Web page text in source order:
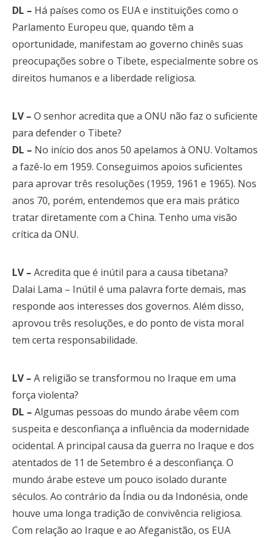
DL – Há países como os EUA e instituições como o
Parlamento Europeu que, quando têm a
oportunidade, manifestam ao governo chinês suas
preocupações sobre o Tibete, especialmente sobre os
direitos humanos e a liberdade religiosa.
LV – O senhor acredita que a ONU não faz o suficiente
para defender o Tibete?
DL – No início dos anos 50 apelamos à ONU. Voltamos
a fazê-lo em 1959. Conseguimos apoios suficientes
para aprovar três resoluções (1959, 1961 e 1965). Nos
anos 70, porém, entendemos que era mais prático
tratar diretamente com a China. Tenho uma visão
crítica da ONU.
LV – Acredita que é inútil para a causa tibetana?
Dalai Lama – Inútil é uma palavra forte demais, mas
responde aos interesses dos governos. Além disso,
aprovou três resoluções, e do ponto de vista moral
tem certa responsabilidade.
LV – A religião se transformou no Iraque em uma
força violenta?
DL – Algumas pessoas do mundo árabe vêem com
suspeita e desconfiança a influência da modernidade
ocidental. A principal causa da guerra no Iraque e dos
atentados de 11 de Setembro é a desconfiança. O
mundo árabe esteve um pouco isolado durante
séculos. Ao contrário da Índia ou da Indonésia, onde
houve uma longa tradição de convivência religiosa.
Com relação ao Iraque e ao Afeganistão, os EUA